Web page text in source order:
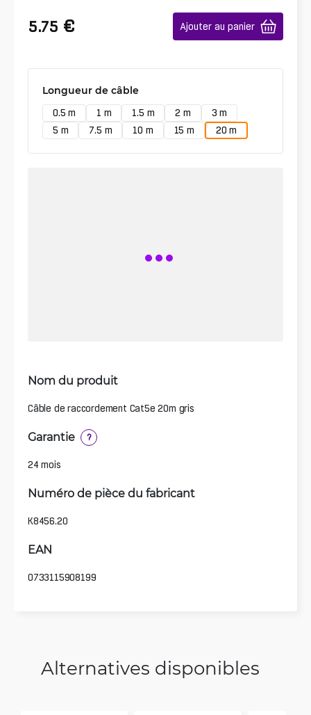
5.75 € Ajouter au panier
Longueur de câble
0.5 m 1 m 1.5 m 2 m
3 m
5 m
7.5 m 10 m 15 m 20 m
Nom du produit
Câble de raccordement Cat5e 20m gris
Garantie ?
24 mois
Numéro de pièce du fabricant
K8456.20
EAN
0733115908199
Alternatives disponibles